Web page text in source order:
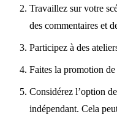
Travaillez sur votre
des commentaires et
Participez à des
Faites la promotion
Considérez l’option
indépendant. Cela